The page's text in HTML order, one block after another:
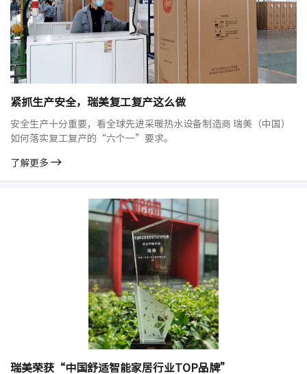
紧抓生产安全，瑞美复工复产这么做
安全生产十分重要，看全球先进采暖热水设备制造商 瑞美（中国）
如何落实复工复产的“六个一”要求。
了解更多
瑞美荣获“中国舒适智能家居行业TOP品牌”